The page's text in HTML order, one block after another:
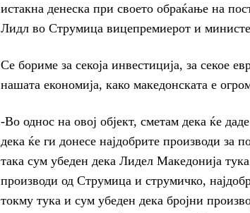
истакна денеска при своето обраќање на
Лидл во Струмица вицепремиерот и
Се бориме за секоја инвестиција, за секое
нашата економија, како македонската е
-Во однос на овој објект, сметам дека ќе
дека ќе ги донесе најдобрите производи
така сум убеден дека Лидел Македонија
производи од Струмица и струмичко,
токму тука и сум убеден дека бројни